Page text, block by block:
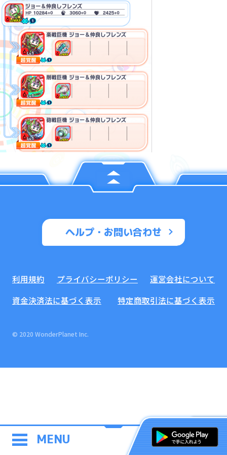
MENU
ヘルプ・お問い合わせ
利用規約 プライバシーポリシー
運営会社について
資金決済法に基づく表示
特定商取引法に基づく表示
© 2020 WonderPlanet Inc.